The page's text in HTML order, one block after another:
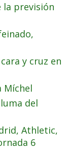
la previsión
y cruz en
Míchel
del
Athletic,
6